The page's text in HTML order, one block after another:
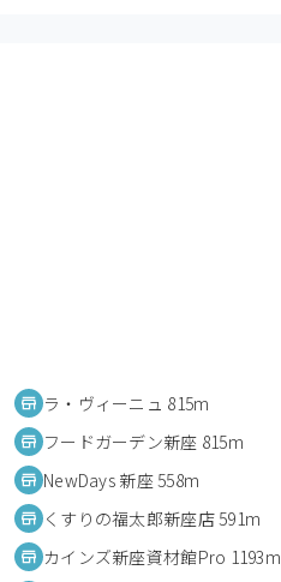
ラ・ヴィーニュ 815m
フードガーデン新座 815m
NewDays 新座 558m
くすりの福太郎新座店 591m
カインズ新座資材館Pro 1193m